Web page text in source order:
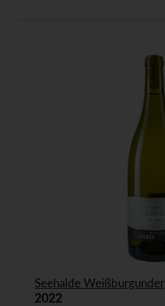
Seehalde Weißburgunder
2022